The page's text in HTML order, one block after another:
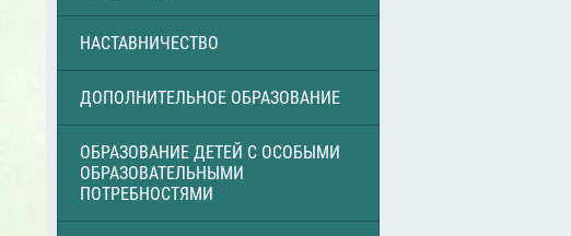
НАСТАВНИЧЕСТВО
ДОПОЛНИТЕЛЬНОЕ ОБРАЗОВАНИЕ
ОБРАЗОВАНИЕ ДЕТЕЙ С ОСОБЫМИ
ОБРАЗОВАТЕЛЬНЫМИ
ПОТРЕБНОСТЯМИ